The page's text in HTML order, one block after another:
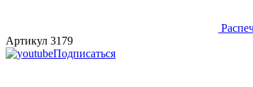
Артикул 3179
Подписаться